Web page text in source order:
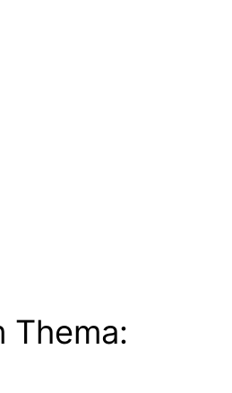
Thema: